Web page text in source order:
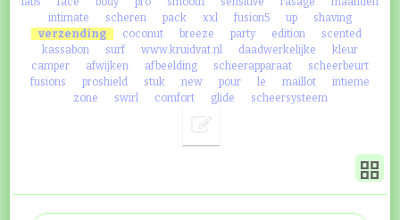
intimate
scheren pack xxl fusion5 up
shaving
verzending
coconut breeze party edition
scented
kassabon
surf www.kruidvat.nl daadwerkelijke
kleur
camper
afwijken afbeelding scheerapparaat
scheerbeurt
fusions
proshield stuk new pour le maillot
intieme
zone
swirl comfort glide scheersysteem